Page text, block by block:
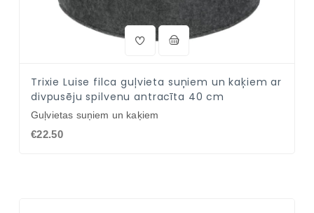
Trixie Luise filca guļvieta suņiem un kaķiem ar
divpusēju spilvenu antracīta 40 cm
Guļvietas suņiem un kaķiem
€22.50